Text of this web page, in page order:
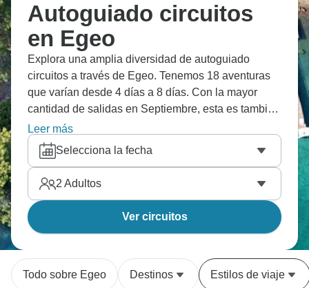
Autoguiado circuitos
en Egeo
Explora una amplia diversidad de autoguiado
circuitos a través de Egeo. Tenemos 18 aventuras
que varían desde 4 días a 8 días. Con la mayor
cantidad de salidas en Septiembre, esta es también
la época más popular del año.
Leer más
Selecciona la fecha
2 Adultos
Ver circuitos
Todo sobre Egeo Destinos Estilos de viaje